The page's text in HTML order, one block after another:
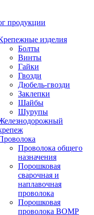
продукции
изделия
Болты
Винты
Гайки
Гвозди
Дюбель-гвозди
Заклепки
Шайбы
Шурупы
Проволока общего
назначения
Порошковая
сварочная и
наплавочная
проволока
Порошковая
проволока ВОМР